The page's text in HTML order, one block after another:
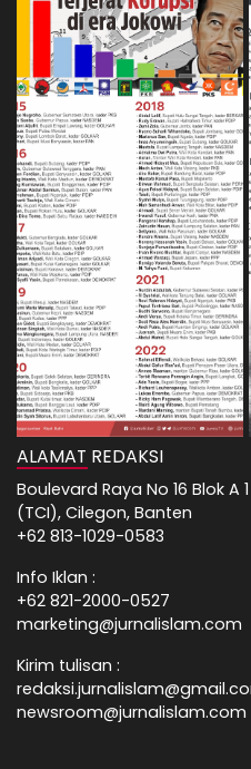
ALAMAT REDAKSI
Boulevard Raya No 16 Blok A
(TCI), Cilegon, Banten
+62 813-1029-0583
Info Iklan :
+62 821-2000-0527
marketing@jurnalislam.com
Kirim tulisan :
newsroom@jurnalislam.com